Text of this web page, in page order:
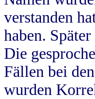
verstanden
haben.
Die
Fällen bei
wurden